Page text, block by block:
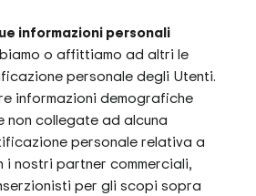
informazioni personali
o affittiamo ad altri le
personale degli Utenti.
informazioni demografiche
collegate ad alcuna
personale relativa a
nostri partner commerciali,
per gli scopi sopra